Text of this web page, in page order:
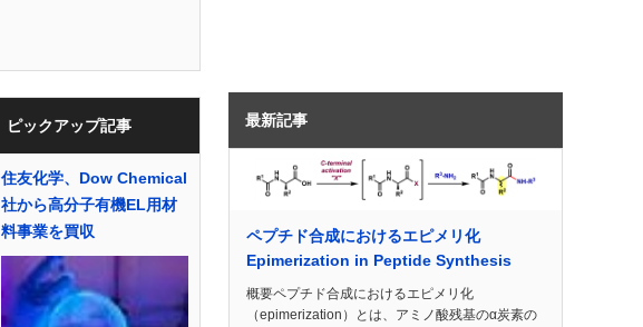
ピックアップ記事
住友化学、Dow Chemical
社から高分子有機EL用材
料事業を買収
最新記事
ペプチド合成におけるエピメリ化
Epimerization in Peptide Synthesis
概要ペプチド合成におけるエピメリ化
（epimerization）とは、アミノ酸残基のα炭素の